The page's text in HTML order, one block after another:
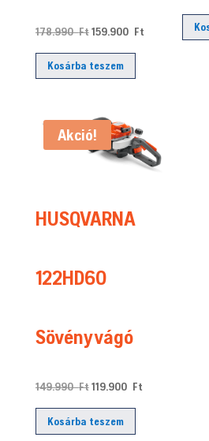
178.990Ft Original
price
was:
159.900 FtCurrent
Kosárba teszem
Akció!
HUSQVARNA
122HD60
Sövényvágó
149.990Ft Original
price
was:
119.900 FtCurrent
Kosárba teszem